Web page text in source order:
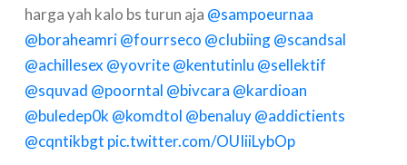
harga yah kalo bs turun aja @sampoeurnaa
@boraheamri@fourrseco @cIubiing@scandsal
@achillesex @yovrite@kentutinlu @sellektif
@squvad @poorntal @bivcara @kardioan
@buledep0k @komdtol @benaluy@addictients
@cqntikbgt pic.twitter.com/OUIiiLybOp